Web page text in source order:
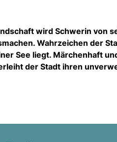
wird Schwerin von
Wahrzeichen der
See liegt. Märchenhaft
der Stadt ihren